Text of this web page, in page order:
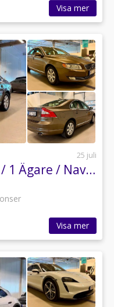
Visa mer
25 juli
Volvo S80 D5 AWD Aut / 1 Ägare / Navi / Läder / Lucka
Visa mer